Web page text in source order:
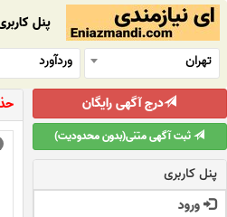
پنل
تهران
وردآورد
درج آگهی رایگان
ثبت آگهی متنی(بدون محدودیت)
پنل کاربری
ورود